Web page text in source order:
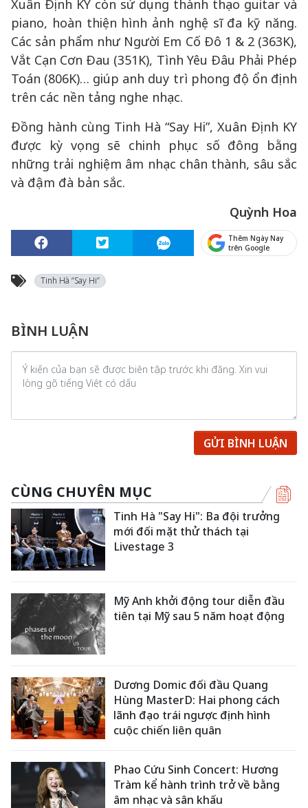
Xuân Định KY còn sử dụng thành thạo guitar và
piano, hoàn thiện hình ảnh nghệ sĩ đa kỹ năng.
Các sản phẩm như Người Em Cố Đô 1 & 2 (363K),
Vắt Cạn Cơn Đau (351K), Tình Yêu Đâu Phải Phép
Toán (806K)… giúp anh duy trì phong độ ổn định
trên các nền tảng nghe nhạc.
Đồng hành cùng Tinh Hà “Say Hi”, Xuân Định KY
được kỳ vọng sẽ chinh phục số đông bằng
những trải nghiệm âm nhạc chân thành, sâu sắc
và đậm đà bản sắc.
Quỳnh Hoa
Thêm Ngày Nay
trên Google
Tinh Hà “Say Hi”
BÌNH LUẬN
GỬI BÌNH LUẬN
CÙNG CHUYÊN MỤC
Tinh Hà "Say Hi": Ba đội trưởng
mới đối mặt thử thách tại
Livestage 3
Mỹ Anh khởi động tour diễn đầu
tiên tại Mỹ sau 5 năm hoạt động
Dương Domic đối đầu Quang
Hùng MasterD: Hai phong cách
lãnh đạo trái ngược định hình
cuộc chiến liên quân
Phao Cứu Sinh Concert: Hương
Tràm kể hành trình trở về bằng
âm nhạc và sân khấu